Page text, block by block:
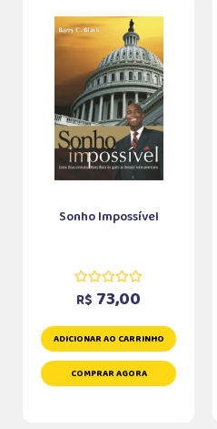
Sonho Impossível
R$ 73,00
ADICIONAR AO CARRINHO
COMPRAR AGORA